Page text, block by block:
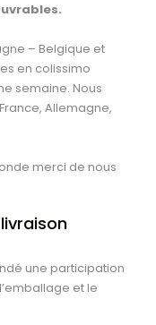
– Belgique et
en colissimo
semaine. Nous
Allemagne,
merci de nous
une participation
et le